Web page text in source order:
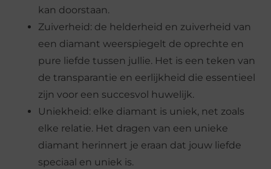
kan doorstaan.
Zuiverheid: de helderheid en zuiverheid van
een diamant weerspiegelt de oprechte en
pure liefde tussen jullie. Het is een teken van
de transparantie en eerlijkheid die essentieel
zijn voor een succesvol huwelijk.
Uniekheid: elke diamant is uniek, net zoals
elke relatie. Het dragen van een unieke
diamant herinnert je eraan dat jouw liefde
speciaal en uniek is.